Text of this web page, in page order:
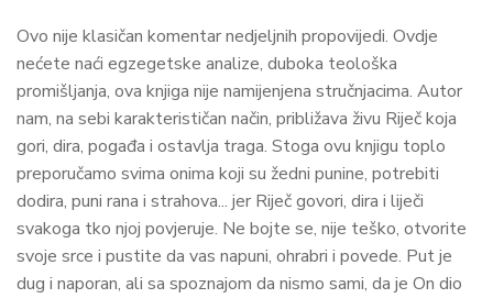
Ovo nije klasičan komentar nedjeljnih propovijedi. Ovdje
nećete naći egzegetske analize, duboka teološka
promišljanja, ova knjiga nije namijenjena stručnjacima. Autor
nam, na sebi karakterističan način, približava živu Riječ koja
gori, dira, pogađa i ostavlja traga. Stoga ovu knjigu toplo
preporučamo svima onima koji su žedni punine, potrebiti
dodira, puni rana i strahova... jer Riječ govori, dira i liječi
svakoga tko njoj povjeruje. Ne bojte se, nije teško, otvorite
svoje srce i pustite da vas napuni, ohrabri i povede. Put je
dug i naporan, ali sa spoznajom da nismo sami, da je On dio